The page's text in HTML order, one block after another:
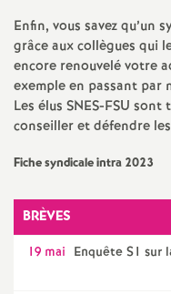
Enfin, vous savez
grâce aux collègues qui
encore renouvelé votre
exemple en passant par
Les élus SNES-FSU
conseiller et défendre
Fiche syndicale intra 2023
BRÈVES
19 mai Enquête S1 sur